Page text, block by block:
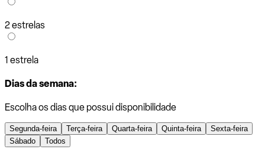
2 estrelas
1 estrela
Dias da semana:
Escolha os dias que possui disponibilidade
Segunda-feira Terça-feira Quarta-feira Quinta-feira
Sexta-feira
Sábado
Todos